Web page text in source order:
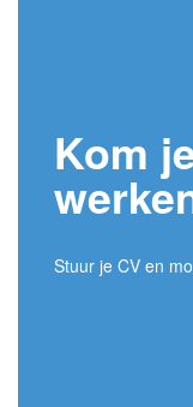
Kom
Stuur je CV en